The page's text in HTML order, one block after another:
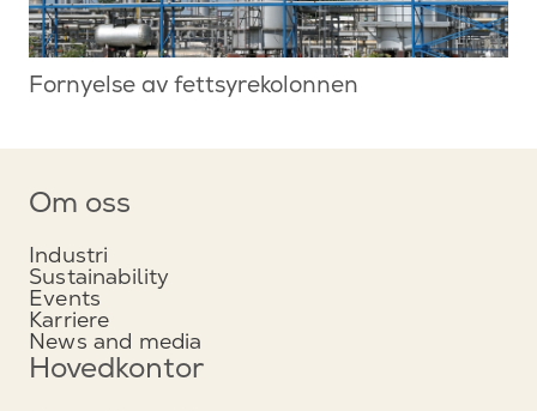
Fornyelse av fettsyrekolonnen
Om oss
Industri
Sustainability
Events
Karriere
News and media
Hovedkontor